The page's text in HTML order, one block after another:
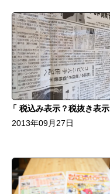
税込み表示？税抜き表示？
2013年09月27日